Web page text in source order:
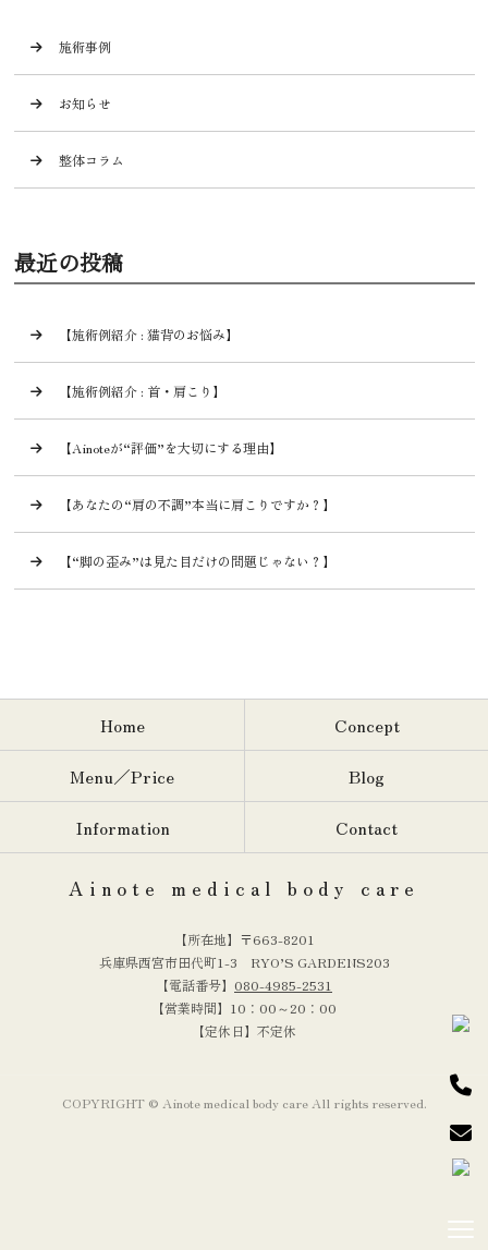
施術事例
お知らせ
整体コラム
最近の投稿
【施術例紹介 : 猫背のお悩み】
【施術例紹介 : 首・肩こり】
【Ainoteが“評価”を大切にする理由】
【あなたの“肩の不調”本当に肩こりですか？】
【“脚の歪み”は見た目だけの問題じゃない？】
Home
Concept
Menu／Price
Blog
Information
Contact
Ainote medical body care
【所在地】〒663-8201
兵庫県西宮市田代町1-3 RYO’S GARDENS203
【電話番号】 080-4985-2531
【営業時間】10：00～20：00
【定休日】不定休
COPYRIGHT © Ainote medical body care All rights reserved.